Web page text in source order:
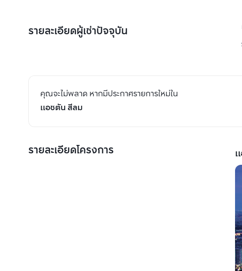
รายละเอียดผู้เช่าปัจจุบัน
คุณจะไม่พลาด หากมีประกาศรายการใหม่ใน
แอชตัน สีลม
รายละเอียดโครงการ